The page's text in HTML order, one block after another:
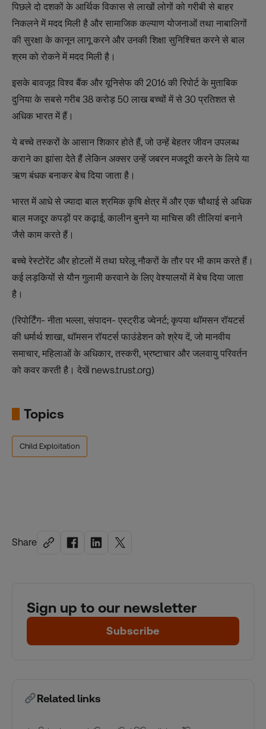
Share
Sign up to our newsletter
Subscribe
Related links
पिछले दो दशकों के आर्थिक विकास से लाखों लोगों को गरीबी से बाहर
निकलने में मदद मिली है और सामाजिक कल्याण योजनाओं तथा नाबालिगों
की सुरक्षा के कानून लागू करने और उनकी शिक्षा सुनिश्चित करने से बाल
श्रम को रोकने में मदद मिली है।
इसके बावजूद विश्व बैंक और यूनिसेफ की 2016 की रिपोर्ट के मुताबिक
दुनिया के सबसे गरीब 38 करोड़ 50 लाख बच्चों में से 30 प्रतिशत से
अधिक भारत में हैं।
ये बच्चे तस्करों के आसान शिकार होते हैं, जो उन्‍हें बेहतर जीवन उपलब्‍ध
कराने का झांसा देते हैं लेकिन अक्सर उन्हें जबरन मजदूरी करने के लिये या
ऋण बंधक बनाकर बेच दिया जाता है।
भारत में आधे से ज्यादा बाल श्रमिक कृषि क्षेत्र में और एक चौथाई से अधिक
बाल मजदूर कपड़ों पर कढ़ाई, कालीन बुनने या माचिस की तीलियां बनाने
जैसे काम करते हैं।
बच्चे रेस्‍टोरेंट और होटलों में तथा घरेलू नौकरों के तौर पर भी काम करते हैं।
कई लड़कियों से यौन गुलामी करवाने के लिए वेश्यालयों में बेच दिया जाता
है।
(रिपोर्टिंग- नीता भल्‍ला, संपादन- एस्‍ट्रीड ज्‍वेनर्ट; कृपया थॉमसन रॉयटर्स
की धर्मार्थ शाखा, थॉमसन रॉयटर्स फाउंडेशन को श्रेय दें, जो मानवीय
समाचार, महिलाओं के अधिकार, तस्करी, भ्रष्टाचार और जलवायु परिवर्तन
को कवर करती है। देखें news.trust.org)
Topics
Child Exploitation